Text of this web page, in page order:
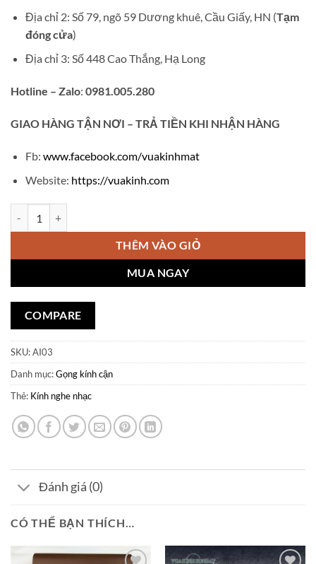
Địa chỉ 2: Số 79, ngõ 59 Dương khuê, Cầu Giấy, HN (Tạm
đóng cửa)
Địa chỉ 3: Số 448 Cao Thắng, Hạ Long
Hotline – Zalo: 0981.005.280
GIAO HÀNG TẬN NƠI – TRẢ TIỀN KHI NHẬN HÀNG
Fb: www.facebook.com/vuakinhmat
Website: https://vuakinh.com
THÊM VÀO GIỎ
MUA NGAY
COMPARE
SKU:AI03
Danh mục:Gọng kính cận
Thẻ: Kính nghe nhạc
Đánh giá (0)
CÓ THỂ BẠN THÍCH…